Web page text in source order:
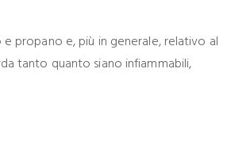
propano e, più in generale, relativo al
tanto quanto siano infiammabili,